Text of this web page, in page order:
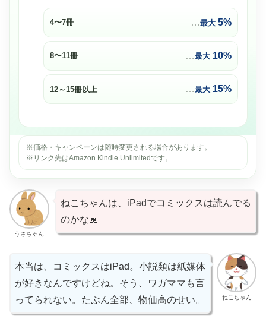
4〜7冊 …最大 5%
8〜11冊 …最大 10%
12～15冊以上 …最大 15%
※価格・キャンペーンは随時変更される場合があります。
※リンク先はAmazon Kindle Unlimitedです。
うさちゃん
ねこちゃんは、iPadでコミックスは読んでる
のかな📖
ねこちゃん
本当は、コミックスはiPad。小説類は紙媒体
が好きなんですけどね。そう、ワガママも言
ってられない。たぶん全部、物価高のせい。